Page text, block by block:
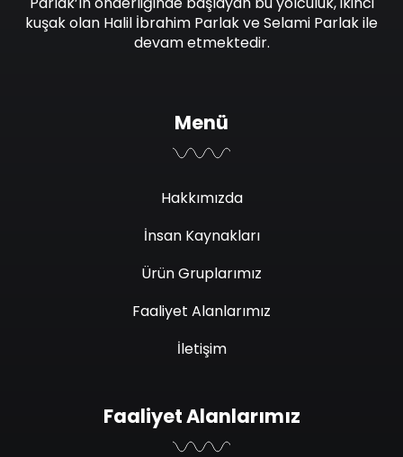
kuşak olan Halil İbrahim Parlak ve Selami Parlak ile
devam etmektedir.
Menü
Hakkımızda
İnsan Kaynakları
Ürün Gruplarımız
Faaliyet Alanlarımız
İletişim
Faaliyet Alanlarımız